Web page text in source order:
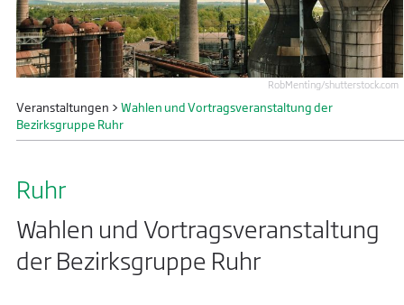
RobMenting/shutterstock.com
Veranstaltungen > Wahlen und Vortragsveranstaltung der
Bezirksgruppe Ruhr
Ruhr
Wahlen und Vortragsveranstaltung
der Bezirksgruppe Ruhr